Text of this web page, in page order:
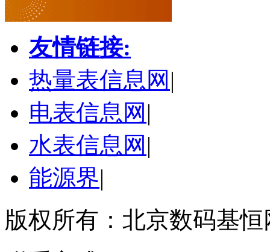
友情链接: